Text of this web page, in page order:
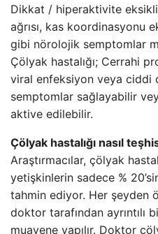
Dikkat / hiperaktivite
ağrısı, kas koordinasyonu
gibi nörolojik semptomlar
Çölyak hastalığı; Cerrahi
viral enfeksiyon veya ciddi
semptomlar sağlayabilir
aktive edilebilir.
Çölyak hastalığı nasıl
Araştırmacılar, çölyak
yetişkinlerin sadece %
tahmin ediyor. Her şeyden
doktor tarafından ayrıntılı
muayene yapılır. Doktor